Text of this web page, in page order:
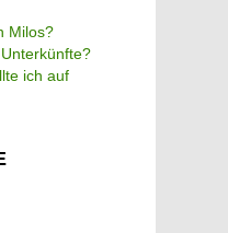
Milos?
ich auf